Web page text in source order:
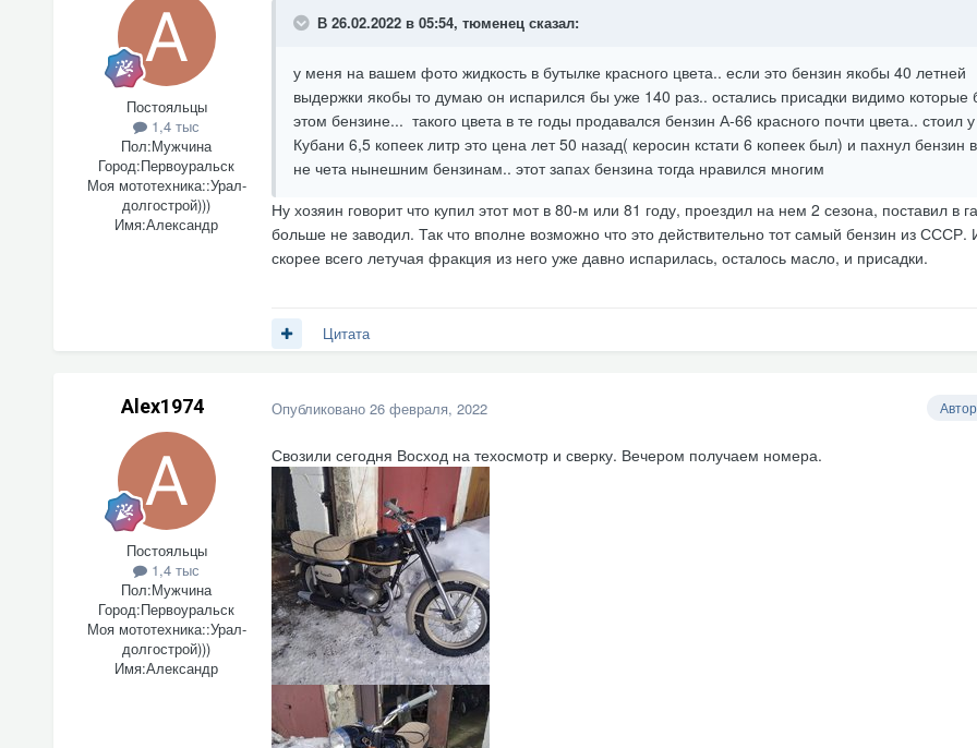
Постояльцы
1,4 тыс
Пол:Мужчина
Город:Первоуральск
Моя мототехника::Урал-
долгострой)))
Имя:Александр
В 26.02.2022 в 05:54, тюменецсказал:
у меня на вашем фото жидкость в бутылке красного цвета.. если это бензин якобы 40 летней
выдержки якобы то думаю он испарился бы уже 140 раз.. остались присадки видимо которые
этом бензине... такого цвета в те годы продавался бензин А-66 красного почти цвета.. стоил
Кубани 6,5 копеек литр это цена лет 50 назад( керосин кстати 6 копеек был) и пахнул бензин
не чета нынешним бензинам.. этот запах бензина тогда нравился многим
Ну хозяин говорит что купил этот мот в 80-м или 81 году, проездил на нем 2 сезона, поставил в
больше не заводил. Так что вполне возможно что это действительно тот самый бензин из СССР.
скорее всего летучая фракция из него уже давно испарилась, осталось масло, и присадки.
Цитата
Alex1974
Постояльцы
1,4 тыс
Пол:Мужчина
Город:Первоуральск
Моя мототехника::Урал-
долгострой)))
Имя:Александр
Автор
Опубликовано 26 февраля, 2022
Свозили сегодня Восход на техосмотр и сверку. Вечером получаем номера.